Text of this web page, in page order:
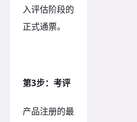
入评估阶段的
正式通票。
第3步：考评
产品注册的最